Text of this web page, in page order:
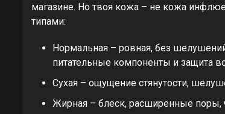
магазине. Но твоя кожа – не кожа
типами:
Нормальная – ровная, без
питательные компоненты и защита
Сухая – ощущение стянутости,
Жирная – блеск, расширенные поры,